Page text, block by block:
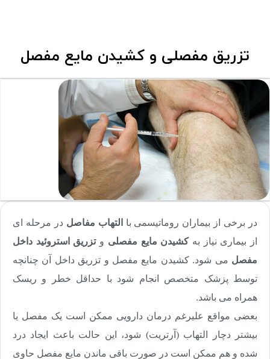
تزریق مفصلی و کشیدن مایع مفصل
در برخی از بیماران روماتیسمی با التهاب مفاصل در مرحله ای
از بیماری نیاز بهکشیدن مایع مفصلی وتزریق استروئید داخل
مفصل می شود. کشیدن مایع مفصل و تزریق داخل آن چنانچه
توسط پزشک متخصص انجام شود با حداقل خطر و ریسک
همراه می باشد.
بعضی مواقع علیرغم درمان دارویی ممکن است یک مفصل یا
بیشتر دچار التهاب (آرتریت) شود، این حالت باعث ایجاد درد
شده و هم ممکن است در صورت باقی ماندن مایع مفصل حاوی